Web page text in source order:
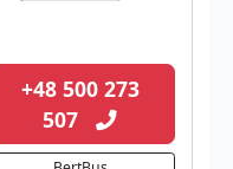
+48 500 273
507